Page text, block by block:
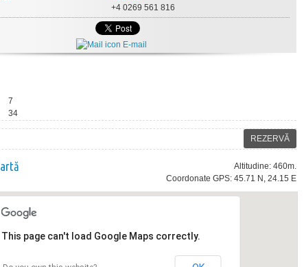
+4 0269 561 816
E-mail
7
34
REZERVĂ
Altitudine: 460m.
Coordonate GPS: 45.71 N, 24.15 E
This page can't load Google Maps correctly.